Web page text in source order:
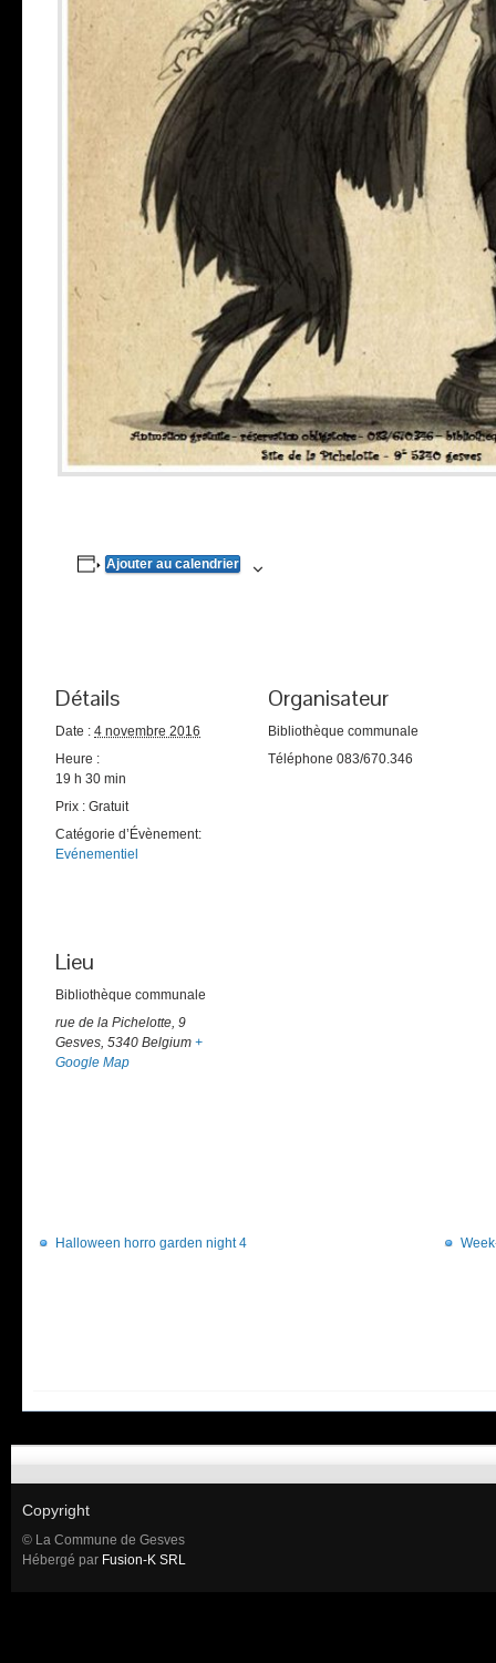
Ajouter au calendrier
Détails
Date : 4 novembre 2016
Heure :
19 h 30 min
Prix : Gratuit
Catégorie d’Évènement:
Evénementiel
Organisateur
Bibliothèque communale
Téléphone 083/670.346
Lieu
Bibliothèque communale
rue de la Pichelotte, 9
Gesves, 5340 Belgium +
Google Map
Halloween horro garden night 4
Copyright
© La Commune de Gesves
Hébergé par Fusion-K SRL